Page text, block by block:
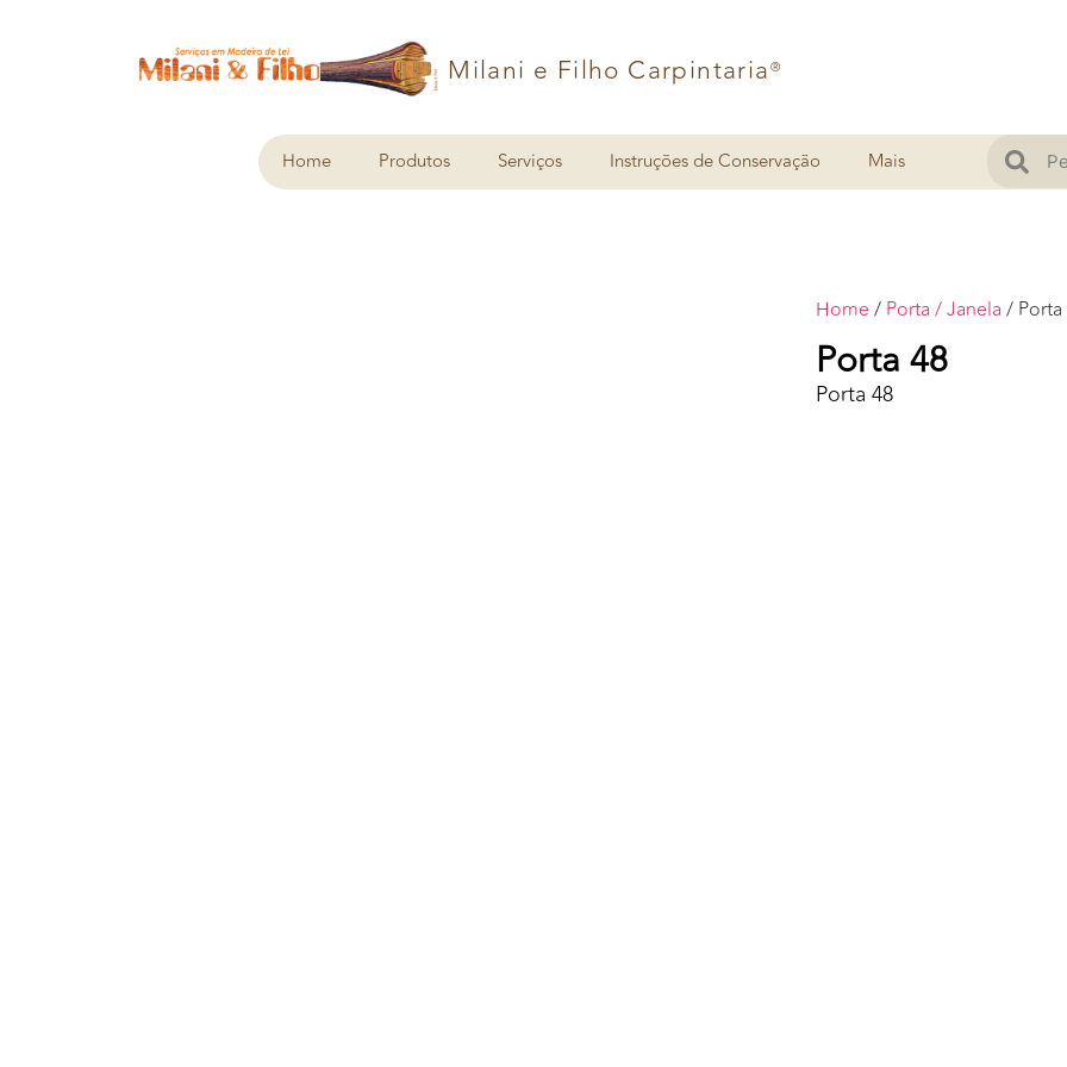
Milani e Filho Carpintaria®
Home Produtos Serviços Instruções de Conservação Mais
Home / Porta / Janela / Porta
Porta 48
Porta 48